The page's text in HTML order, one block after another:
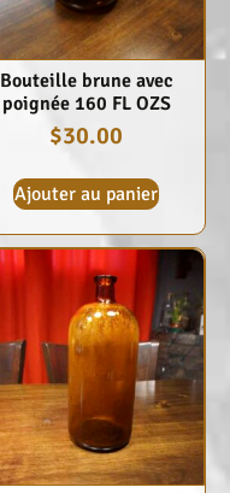
Bouteille brune avec
poignée 160 FL OZS
$30.00
Ajouter au panier